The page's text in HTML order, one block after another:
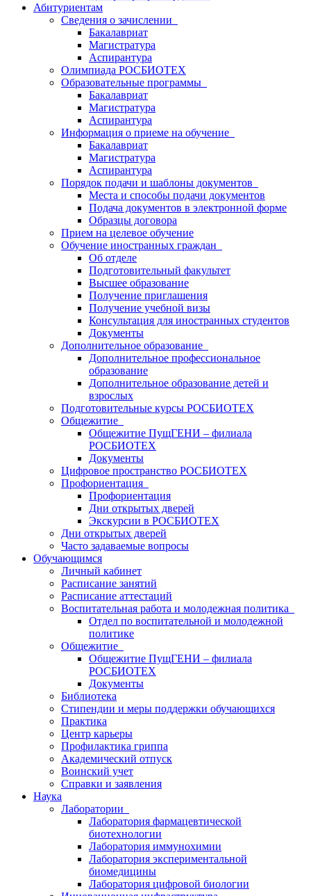
Абитуриентам
Сведения о зачислении
Бакалавриат
Магистратура
Аспирантура
Олимпиада РОСБИОТЕХ
Образовательные программы
Бакалавриат
Магистратура
Аспирантура
Информация о приеме на обучение
Бакалавриат
Магистратура
Аспирантура
Порядок подачи и шаблоны документов
Места и способы подачи документов
Подача документов в электронной форме
Образцы договора
Прием на целевое обучение
Обучение иностранных граждан
Об отделе
Подготовительный факультет
Высшее образование
Получение приглашения
Получение учебной визы
Консультация для иностранных студентов
Документы
Дополнительное образование
Дополнительное профессиональное
образование
Дополнительное образование детей и
взрослых
Подготовительные курсы РОСБИОТЕХ
Общежитие
Общежитие ПущГЕНИ – филиала
РОСБИОТЕХ
Документы
Цифровое пространство РОСБИОТЕХ
Профориентация
Профориентация
Дни открытых дверей
Экскурсии в РОСБИОТЕХ
Дни открытых дверей
Часто задаваемые вопросы
Обучающимся
Личный кабинет
Расписание занятий
Расписание аттестаций
Воспитательная работа и молодежная политика
Отдел по воспитательной и молодежной
политике
Общежитие
Общежитие ПущГЕНИ – филиала
РОСБИОТЕХ
Документы
Библиотека
Стипендии и меры поддержки обучающихся
Практика
Центр карьеры
Профилактика гриппа
Академический отпуск
Воинский учет
Справки и заявления
Наука
Лаборатории
Лаборатория фармацевтической
биотехнологии
Лаборатория иммунохимии
Лаборатория экспериментальной
биомедицины
Лаборатория цифровой биологии